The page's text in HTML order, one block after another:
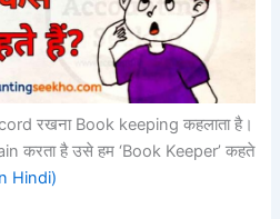
रखना Book keeping कहलाता है।
करता है उसे हम ‘Book Keeper’ कहते
Hindi)